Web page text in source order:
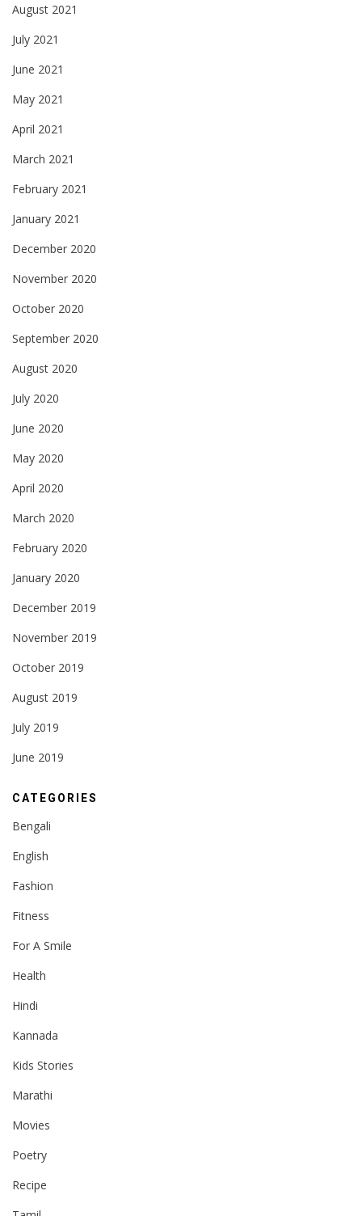
August 2021
July 2021
June 2021
May 2021
April 2021
March 2021
February 2021
January 2021
December 2020
November 2020
October 2020
September 2020
August 2020
July 2020
June 2020
May 2020
April 2020
March 2020
February 2020
January 2020
December 2019
November 2019
October 2019
August 2019
July 2019
June 2019
CATEGORIES
Bengali
English
Fashion
Fitness
For A Smile
Health
Hindi
Kannada
Kids Stories
Marathi
Movies
Poetry
Recipe